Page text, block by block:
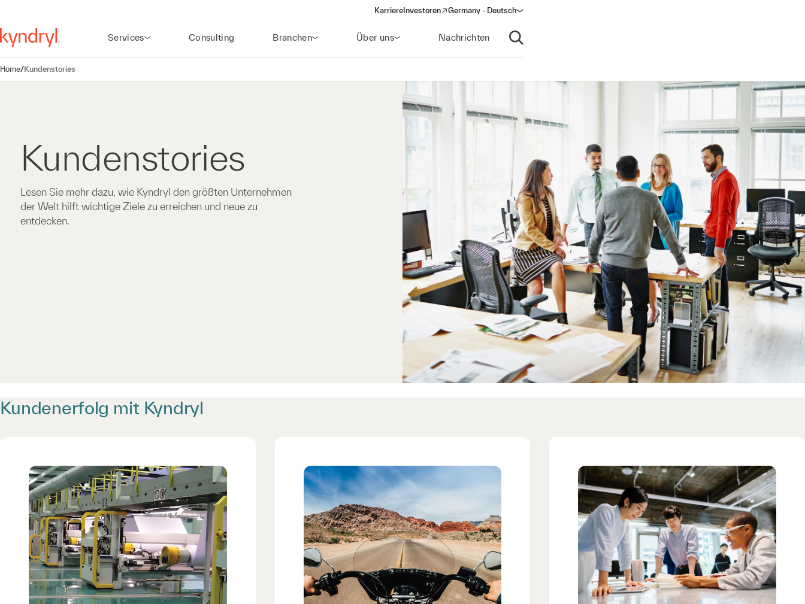
KarriereInvestoren
(opens in a new window)
Germany - Deutsch
Services Consulting Branchen Über uns Nachrichten
Suche öffnen
Home/Kundenstories
Kundenstories
Lesen Sie mehr dazu, wie Kyndryl den größten Unternehmen
der Welt hilft wichtige Ziele zu erreichen und neue zu
entdecken.
Kundenerfolg mit Kyndryl